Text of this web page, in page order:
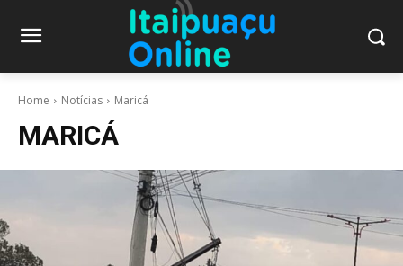
Home Notícias Maricá
MARICÁ